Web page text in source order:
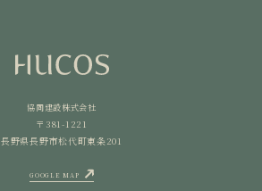
協同建設株式会社
〒381-1221
長野県長野市松代町東条201
GOOGLE MAP